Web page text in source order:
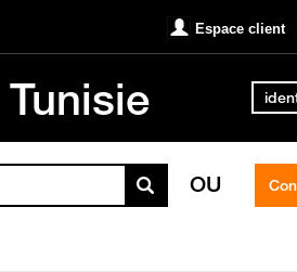
Espace client
OU